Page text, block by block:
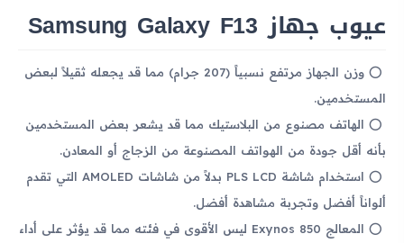
عيوب جهاز Samsung Galaxy F13
وزن الجهاز مرتفع نسبياً (207 جرام) مما قد يجعله ثقيلاً لبعض
المستخدمين.
الهاتف مصنوع من البلاستيك مما قد يشعر بعض المستخدمين
بأنه أقل جودة من الهواتف المصنوعة من الزجاج أو المعادن.
استخدام شاشة PLS LCD بدلاً من شاشات AMOLED التي تقدم
ألواناً أفضل وتجربة مشاهدة أفضل.
المعالج Exynos 850 ليس الأقوى في فئته مما قد يؤثر على أداء